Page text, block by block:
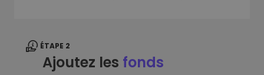
ÉTAPE 2
Ajoutez les fonds